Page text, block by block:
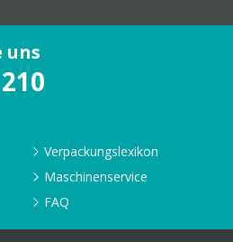
uns
Verpackungslexikon
Maschinenservice
FAQ